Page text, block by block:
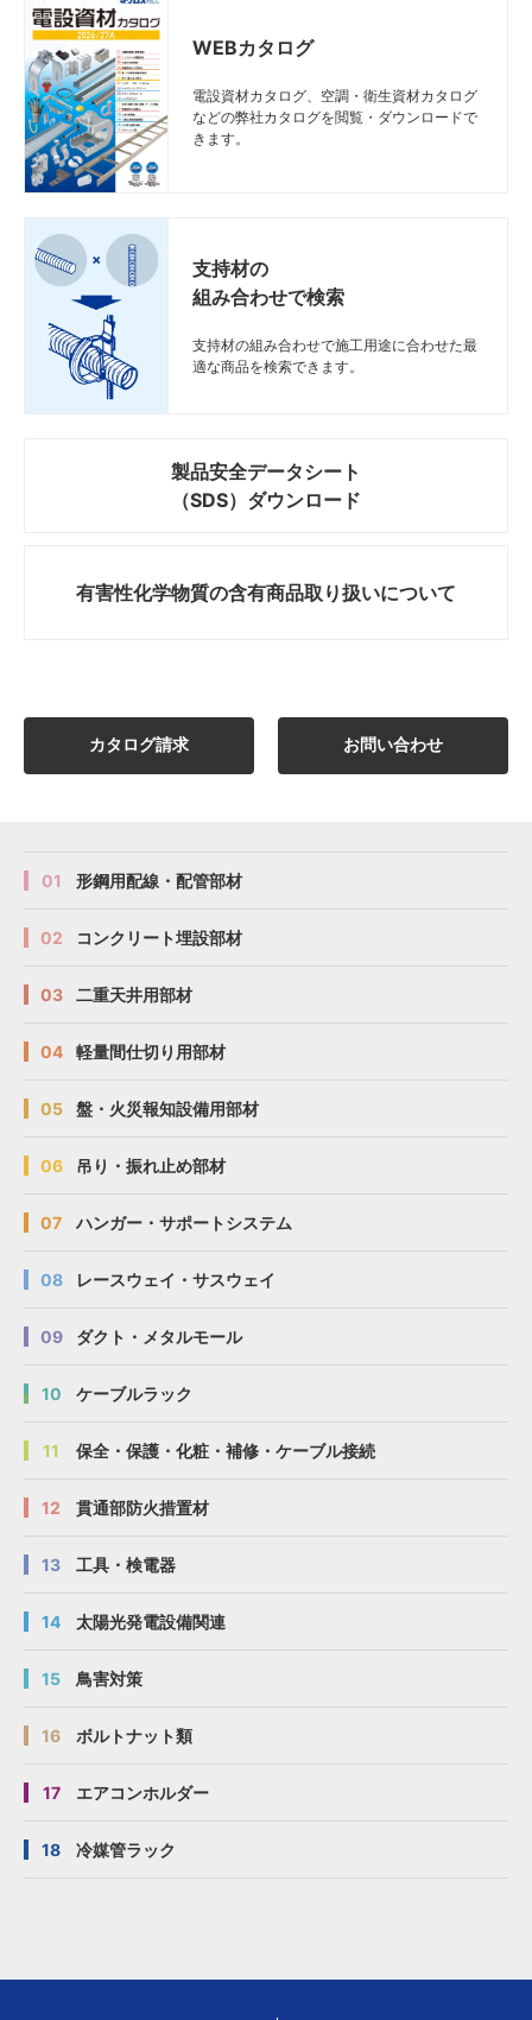
WEBカタログ
電設資材カタログ、空調・衛生資材カタログ
などの弊社カタログを閲覧・ダウンロードで
きます。
支持材の
組み合わせで検索
支持材の組み合わせで施工用途に合わせた最
適な商品を検索できます。
製品安全データシート
（SDS）ダウンロード
有害性化学物質の含有商品取り扱いについて
カタログ請求 お問い合わせ
01 形鋼用配線・配管部材
02 コンクリート埋設部材
03 二重天井用部材
04 軽量間仕切り用部材
05 盤・火災報知設備用部材
06 吊り・振れ止め部材
07 ハンガー・サポートシステム
08 レースウェイ・サスウェイ
09 ダクト・メタルモール
10 ケーブルラック
11 保全・保護・化粧・補修・ケーブル接続
12 貫通部防火措置材
13 工具・検電器
14 太陽光発電設備関連
15 鳥害対策
16 ボルトナット類
17 エアコンホルダー
18 冷媒管ラック